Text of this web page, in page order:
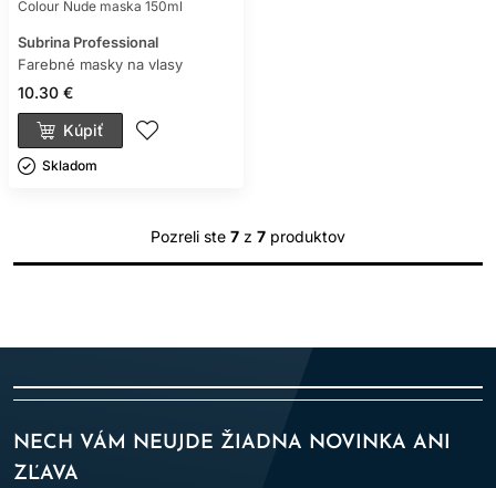
Colour Nude maska 150ml
Subrina Professional
Farebné masky na vlasy
10.30 €
Kúpiť
Skladom ㅤ
Pozreli ste 7 z 7 produktov
NECH VÁM NEUJDE ŽIADNA NOVINKA ANI
ZĽAVA